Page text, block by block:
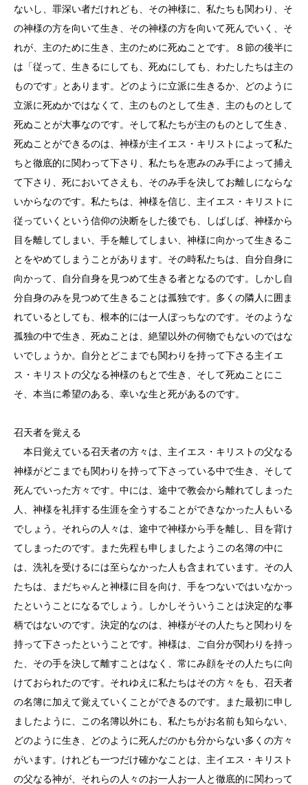
ないし、罪深い者だけれども、その神様に、私たちも関わり、そ
の神様の方を向いて生き、その神様の方を向いて死んでいく、そ
れが、主のために生き、主のために死ぬことです。８節の後半に
は「従って、生きるにしても、死ぬにしても、わたしたちは主の
ものです」とあります。どのように立派に生きるか、どのように
立派に死ぬかではなくて、主のものとして生き、主のものとして
死ぬことが大事なのです。そして私たちが主のものとして生き、
死ぬことができるのは、神様が主イエス・キリストによって私た
ちと徹底的に関わって下さり、私たちを恵みのみ手によって捕え
て下さり、死においてさえも、そのみ手を決してお離しにならな
いからなのです。私たちは、神様を信じ、主イエス・キリストに
従っていくという信仰の決断をした後でも、しばしば、神様から
目を離してしまい、手を離してしまい、神様に向かって生きるこ
とをやめてしまうことがあります。その時私たちは、自分自身に
向かって、自分自身を見つめて生きる者となるのです。しかし自
分自身のみを見つめて生きることは孤独です。多くの隣人に囲ま
れているとしても、根本的には一人ぼっちなのです。そのような
孤独の中で生き、死ぬことは、絶望以外の何物でもないのではな
いでしょうか。自分とどこまでも関わりを持って下さる主イエ
ス・キリストの父なる神様のもとで生き、そして死ぬことにこ
そ、本当に希望のある、幸いな生と死があるのです。
召天者を覚える
本日覚えている召天者の方々は、主イエス・キリストの父なる
神様がどこまでも関わりを持って下さっている中で生き、そして
死んでいった方々です。中には、途中で教会から離れてしまった
人、神様を礼拝する生涯を全うすることができなかった人もいる
でしょう。それらの人々は、途中で神様から手を離し、目を背け
てしまったのです。また先程も申しましたようこの名簿の中に
は、洗礼を受けるには至らなかった人も含まれています。その人
たちは、まだちゃんと神様に目を向け、手をつないではいなかっ
たということになるでしょう。しかしそういうことは決定的な事
柄ではないのです。決定的なのは、神様がその人たちと関わりを
持って下さったということです。神様は、ご自分が関わりを持っ
た、その手を決して離すことはなく、常にみ顔をその人たちに向
けておられたのです。それゆえに私たちはその方々をも、召天者
の名簿に加えて覚えていくことができるのです。また最初に申し
ましたように、この名簿以外にも、私たちがお名前も知らない、
どのように生き、どのように死んだのかも分からない多くの方々
がいます。けれども一つだけ確かなことは、主イエス・キリスト
の父なる神が、それらの人々のお一人お一人と徹底的に関わって